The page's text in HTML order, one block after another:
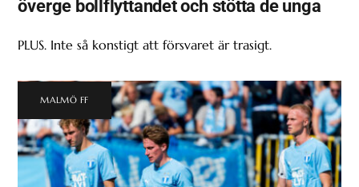
överge bollflyttandet och stötta de unga
PLUS. Inte så konstigt att försvaret är trasigt.
MALMÖ FF